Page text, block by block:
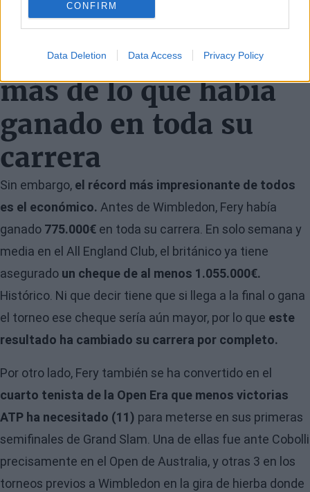
CONFIRM
Data Deletion Data Access Privacy Policy
Fery se asegura
cobrar en Wimbledon
más de lo que había
ganado en toda su
carrera
Sin embargo, el récord más impresionante de todos
es el económico. Antes de Wimbledon, Fery había
ganado 775.000€ en toda su carrera. En solo semana y
media en el All England Club, el británico ya tiene
asegurado un cheque de al menos 1.055.000€.
Histórico. Ni que decir tiene que si llega a la final o gana
el torneo ese cheque sería aún mayor, por lo que este
resultado ha cambiado su carrera por completo.
Por otro lado, Fery también se ha convertido en el
cuarto tenista de la Open Era que menos victorias
ATP ha necesitado (11) para meterse en sus primeras
semifinales de Grand Slam. Una de ellas fue ante Cobolli
precisamente en el Open de Australia, y otras 3 en los
torneos previos a Wimbledon en la gira de hierba donde